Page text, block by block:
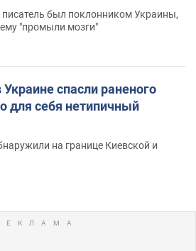
писатель был поклонником Украины,
"промыли мозги"
спасли раненого
для себя нетипичный
на границе Киевской и